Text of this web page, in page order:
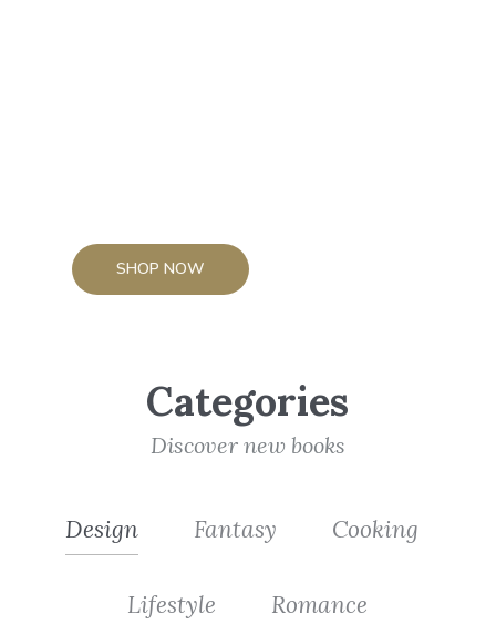
SHOP NOW
Categories
Discover new books
Design Fantasy Cooking
Lifestyle Romance